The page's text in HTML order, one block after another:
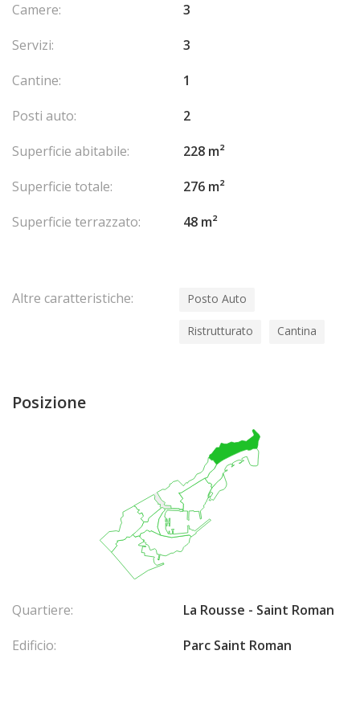
Camere:
3
Servizi:
3
Cantine:
1
Posti auto:
2
Superficie abitabile:
228 m²
Superficie totale:
276 m²
Superficie terrazzato:
48 m²
Altre caratteristiche: Posto Auto
Ristrutturato Cantina
Posizione
Quartiere:
La Rousse - Saint Roman
Edificio:
Parc Saint Roman